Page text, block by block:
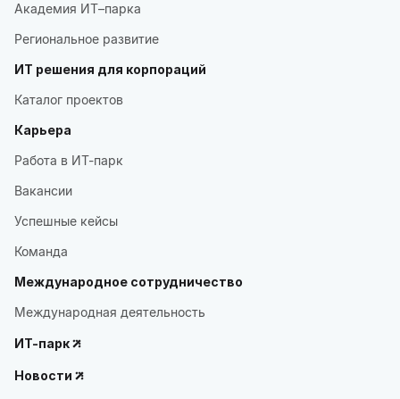
Академия ИТ–парка
Региональное развитие
ИТ решения для корпораций
Каталог проектов
Карьера
Работа в ИТ-парк
Вакансии
Успешные кейсы
Команда
Международное сотрудничество
Международная деятельность
ИТ-парк
Новости